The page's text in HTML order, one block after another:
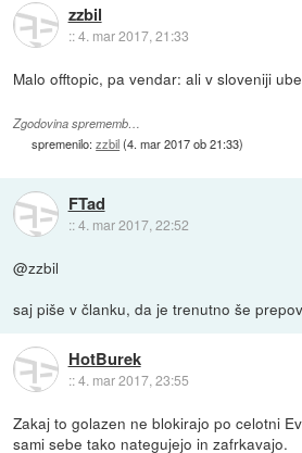
zzbil
::4. mar 2017, 21:33
Malo offtopic, pa vendar: ali v sloveniji
Zgodovina sprememb…
spremenilo:zzbil(4. mar 2017 ob 21:33)
FTad
::4. mar 2017, 22:52
@zzbil
saj piše v članku, da je trenutno še
HotBurek
::4. mar 2017, 23:55
Zakaj to golazen ne blokirajo po celotni
sami sebe tako nategujejo in zafrkavajo.